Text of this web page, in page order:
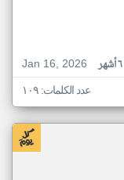
Jan 16, 2026
عدد الكلمات: ١٠٩